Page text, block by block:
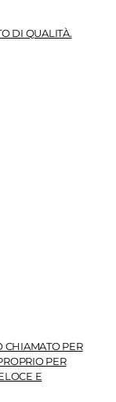
DI QUALITÀ.
CHIAMATO PER
PER
E